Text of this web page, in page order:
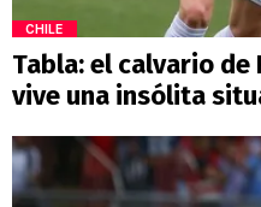
CHILE
Tabla: el calvario de
vive una insólita